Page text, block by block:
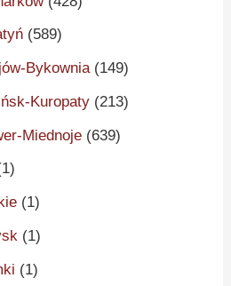
(589)
Bykownia(149)
Kuropaty (213)
Miednoje (639)
(1)
(1)
(1)